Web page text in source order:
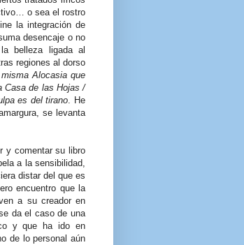
o sea el rostro
la integración de
desencaje o no
belleza ligada al
regiones al dorso
Alocasia que
Casa de las Hojas /
es del tirano. He
se levanta
y comentar su libro
a la sensibilidad,
distar del que es
encuentro que la
a su creador en
da el caso de una
y que ha ido en
de lo personal aún